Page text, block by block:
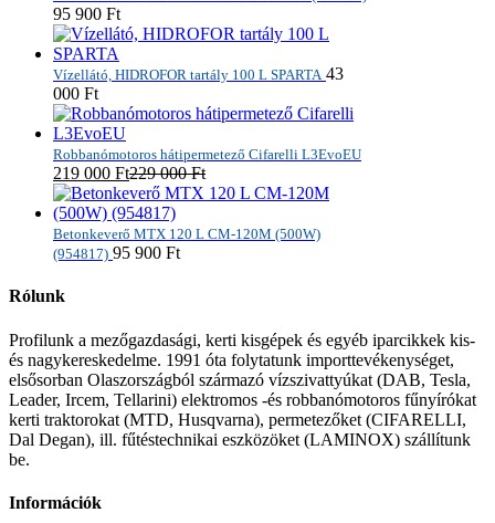
95 900 Ft
Vízellátó, HIDROFOR tartály 100 L SPARTA 43
000 Ft
Robbanómotoros hátipermetező Cifarelli L3EvoEU
219 000 Ft229 000Ft
Betonkeverő MTX 120 L CM-120M (500W)
(954817) 95 900 Ft
Rólunk
Profilunk a mezőgazdasági, kerti kisgépek és egyéb iparcikkek kis-
és nagykereskedelme. 1991 óta folytatunk importtevékenységet,
elsősorban Olaszországból származó vízszivattyúkat (DAB, Tesla,
Leader, Ircem, Tellarini) elektromos -és robbanómotoros fűnyírókat
kerti traktorokat (MTD, Husqvarna), permetezőket (CIFARELLI,
Dal Degan), ill. fűtéstechnikai eszközöket (LAMINOX) szállítunk
be.
Információk